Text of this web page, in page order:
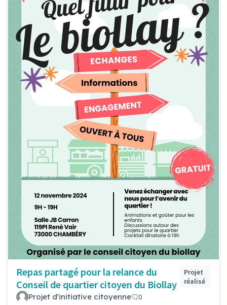
Repas partagé pour la relance du
Conseil de quartier citoyen du Biollay
Projet
réalisé
Projet d'initiative citoyenne 0